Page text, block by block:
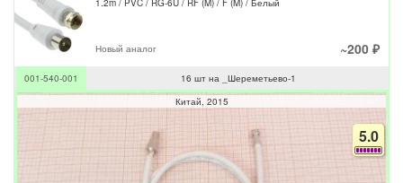
1.2m / PVC / RG-6U / RF (M) / F (M) / Белый
Новый аналог ~200 ₽
001-540-001
16 шт на _Шереметьево-1
Китай 2015
5.0